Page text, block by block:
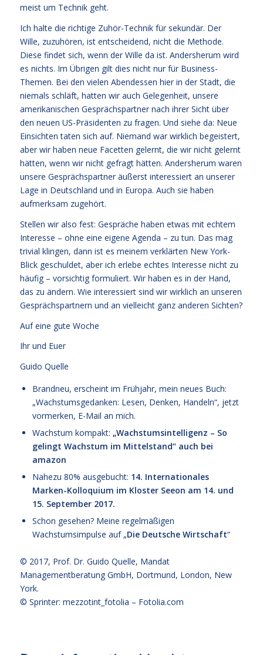
meist um Technik geht.
Ich halte die richtige Zuhör-Technik für sekundär. Der
Wille, zuzuhören, ist entscheidend, nicht die Methode.
Diese findet sich, wenn der Wille da ist. Andersherum wird
es nichts. Im Übrigen gilt dies nicht nur für Business-
Themen. Bei den vielen Abendessen hier in der Stadt, die
niemals schläft, hatten wir auch Gelegenheit, unsere
amerikanischen Gesprächspartner nach ihrer Sicht über
den neuen US-Präsidenten zu fragen. Und siehe da: Neue
Einsichten taten sich auf. Niemand war wirklich begeistert,
aber wir haben neue Facetten gelernt, die wir nicht gelernt
hätten, wenn wir nicht gefragt hätten. Andersherum waren
unsere Gesprächspartner äußerst interessiert an unserer
Lage in Deutschland und in Europa. Auch sie haben
aufmerksam zugehört.
Stellen wir also fest: Gespräche haben etwas mit echtem
Interesse – ohne eine eigene Agenda – zu tun. Das mag
trivial klingen, dann ist es meinem verklärten New York-
Blick geschuldet, aber ich erlebe echtes Interesse nicht zu
häufig – vorsichtig formuliert. Wir haben es in der Hand,
das zu ändern. Wie interessiert sind wir wirklich an unseren
Gesprächspartnern und an vielleicht ganz anderen Sichten?
Auf eine gute Woche
Ihr und Euer
Guido Quelle
Brandneu, erscheint im Frühjahr, mein neues Buch:
„Wachstumsgedanken: Lesen, Denken, Handeln“, jetzt
vormerken, E-Mail an mich.
Wachstum kompakt: „Wachstumsintelligenz – So
gelingt Wachstum im Mittelstand“ auch bei
amazon
Nahezu 80% ausgebucht: 14. Internationales
Marken-Kolloquium im Kloster Seeon am 14. und
15. September 2017.
Schon gesehen? Meine regelmäßigen
Wachstumsimpulse auf „Die Deutsche Wirtschaft“
© 2017, Prof. Dr. Guido Quelle, Mandat
Managementberatung GmbH, Dortmund, London, New
York.
© Sprinter: mezzotint_fotolia – Fotolia.com